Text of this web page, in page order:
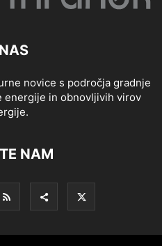
novice s področja gradnje
energije in obnovljivih virov
NAM